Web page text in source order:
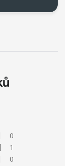
0
1
0